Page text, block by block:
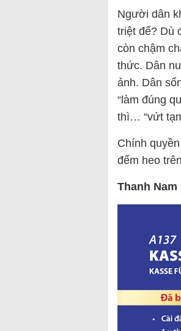
Người dân
triệt để? Dù
còn chậm
thức. Dân
ảnh. Dân
“làm đúng
thì… “vứt
Chính
đếm heo
Thanh Nam